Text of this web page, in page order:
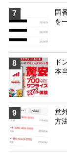
7
国
を
8
ド
本
9
意
方